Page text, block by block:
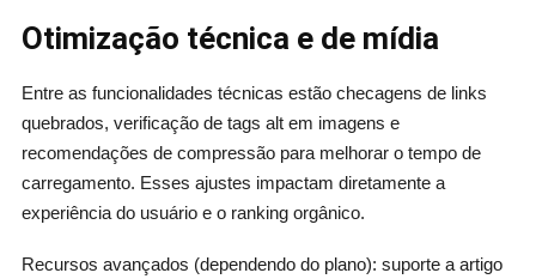
Otimização técnica e de mídia
Entre as funcionalidades técnicas estão checagens de links
quebrados, verificação de tags alt em imagens e
recomendações de compressão para melhorar o tempo de
carregamento. Esses ajustes impactam diretamente a
experiência do usuário e o ranking orgânico.
Recursos avançados (dependendo do plano): suporte a artigo